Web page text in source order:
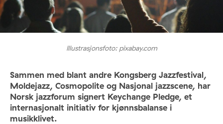
Illustrasjonsfoto: pixabay.com
Sammen med blant andre Kongsberg Jazzfestival,
Moldejazz, Cosmopolite og Nasjonal jazzscene, har
Norsk jazzforum signert Keychange Pledge, et
internasjonalt initiativ for kjønnsbalanse i
musikklivet.